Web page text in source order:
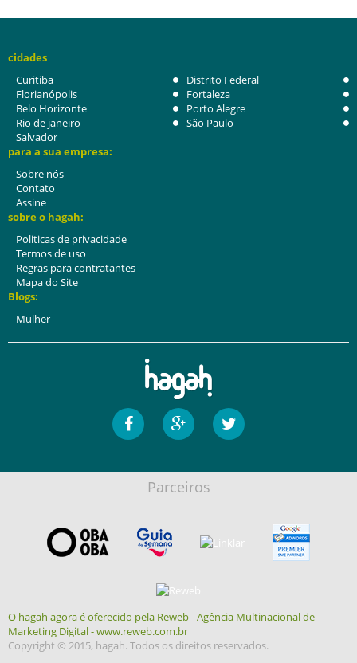
cidades
Curitiba
Distrito Federal
Florianópolis
Fortaleza
Belo Horizonte
Porto Alegre
Rio de janeiro
São Paulo
Salvador
para a sua empresa:
Sobre nós
Contato
Assine
sobre o hagah:
Politicas de privacidade
Termos de uso
Regras para contratantes
Mapa do Site
Blogs:
Mulher
Parceiros
O hagah agora é oferecido pela Reweb - Agência Multinacional de
Marketing Digital - www.reweb.com.br
Copyright © 2015, hagah. Todos os direitos reservados.